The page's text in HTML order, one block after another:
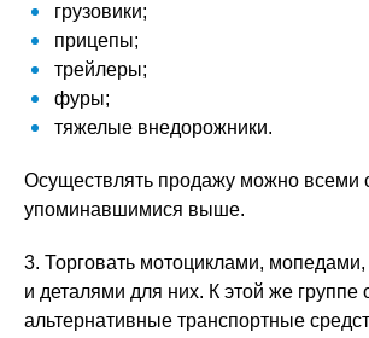
грузовики;
прицепы;
трейлеры;
фуры;
тяжелые внедорожники.
Осуществлять продажу можно всеми
упоминавшимися выше.
3. Торговать мотоциклами,
и деталями для них. К этой же группе
альтернативные транспортные